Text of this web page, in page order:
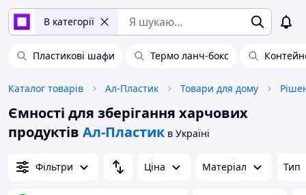
В категорії
Пластикові шафи Термо ланч-бокс
Каталог товарів Ал-Пластик Товари для дому
Ємності для зберігання харчових
продуктів Ал-Пластик в Україні
Фільтри Ціна Матеріал Тип